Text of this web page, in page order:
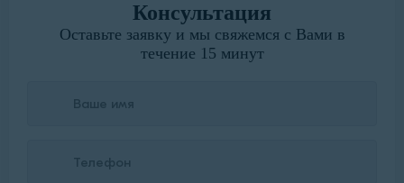
Консультация
Оставьте заявку и мы свяжемся с Вами в
течение 15 минут